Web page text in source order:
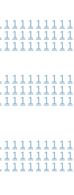
1 1 1 1 1 1 1 1 1
1 1 1 1 1 1 1 1 1
1 1 1 1 1 1 1 1 1
1 1 1 1 1 1 1 1 1
1 1 1 1 1 1 1 1 1
1 1 1 1 1 1 1 1 1
1 1 1 1 1 1 1 1 1
1 1 1 1 1 1 1 1 1
1 1 1 1 1 1 1 1 1